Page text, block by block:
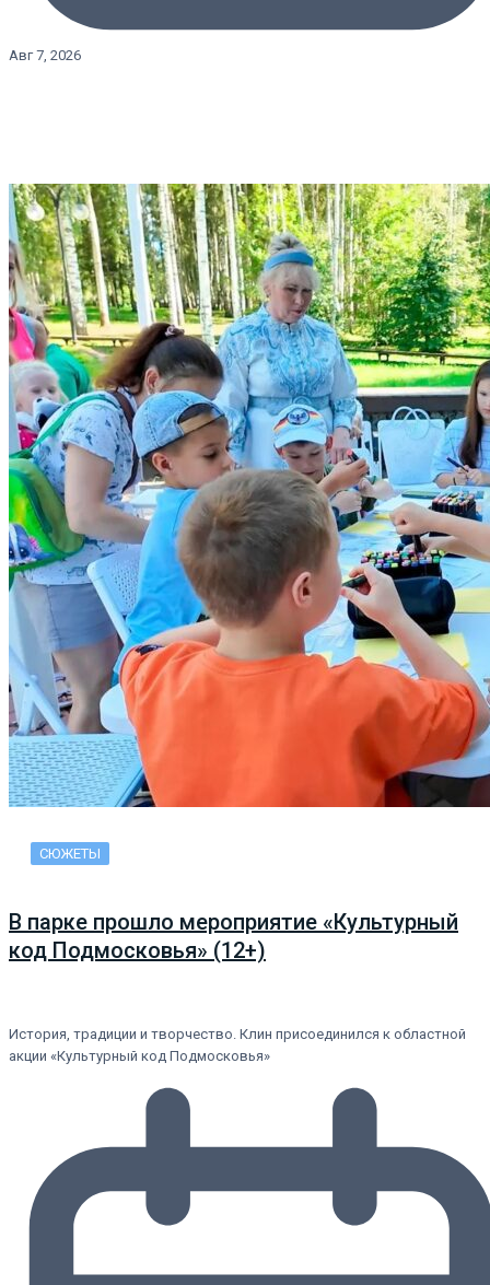
Авг 7, 2026
СЮЖЕТЫ
В парке прошло мероприятие «Культурный
код Подмосковья» (12+)
История, традиции и творчество. Клин присоединился к областной
акции «Культурный код Подмосковья»